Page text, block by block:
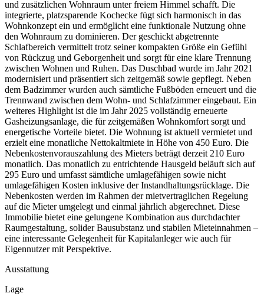
und zusätzlichen Wohnraum unter freiem Himmel schafft. Die
integrierte, platzsparende Kochecke fügt sich harmonisch in das
Wohnkonzept ein und ermöglicht eine funktionale Nutzung ohne
den Wohnraum zu dominieren. Der geschickt abgetrennte
Schlafbereich vermittelt trotz seiner kompakten Größe ein Gefühl
von Rückzug und Geborgenheit und sorgt für eine klare Trennung
zwischen Wohnen und Ruhen. Das Duschbad wurde im Jahr 2021
modernisiert und präsentiert sich zeitgemäß sowie gepflegt. Neben
dem Badzimmer wurden auch sämtliche Fußböden erneuert und die
Trennwand zwischen dem Wohn- und Schlafzimmer eingebaut. Ein
weiteres Highlight ist die im Jahr 2025 vollständig erneuerte
Gasheizungsanlage, die für zeitgemäßen Wohnkomfort sorgt und
energetische Vorteile bietet. Die Wohnung ist aktuell vermietet und
erzielt eine monatliche Nettokaltmiete in Höhe von 450 Euro. Die
Nebenkostenvorauszahlung des Mieters beträgt derzeit 210 Euro
monatlich. Das monatlich zu entrichtende Hausgeld beläuft sich auf
295 Euro und umfasst sämtliche umlagefähigen sowie nicht
umlagefähigen Kosten inklusive der Instandhaltungsrücklage. Die
Nebenkosten werden im Rahmen der mietvertraglichen Regelung
auf die Mieter umgelegt und einmal jährlich abgerechnet. Diese
Immobilie bietet eine gelungene Kombination aus durchdachter
Raumgestaltung, solider Bausubstanz und stabilen Mieteinnahmen –
eine interessante Gelegenheit für Kapitalanleger wie auch für
Eigennutzer mit Perspektive.
Ausstattung
Lage